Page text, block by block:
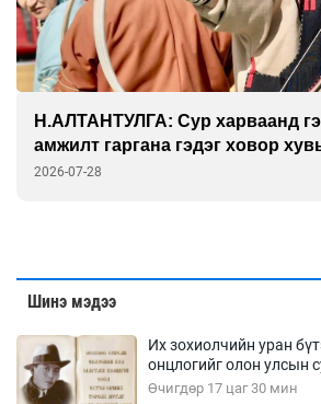
Н.АЛТАНТУЛГА: Сур харваанд
амжилт гаргана гэдэг ховор
2026-07-28
Шинэ мэдээ
Их зохиолчийн уран
онцлогийг олон улсын
Өчигдөр 17 цаг 30 мин